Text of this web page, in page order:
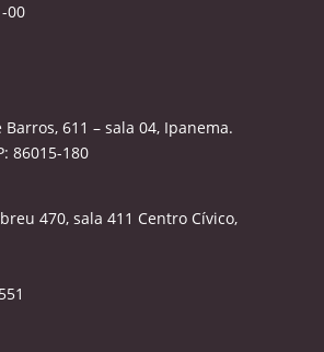
00
611 – sala 04, Ipanema.
86015-180
470, sala 411 Centro Cívico,